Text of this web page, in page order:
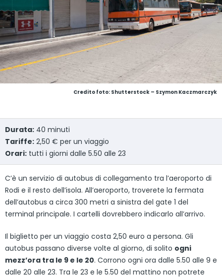
Credito foto: Shutterstock – Szymon Kaczmarczyk
Durata: 40 minuti
Tariffe: 2,50 € per un viaggio
Orari: tutti i giorni dalle 5.50 alle 23
C’è un servizio di autobus di collegamento tra l’aeroporto di
Rodi e il resto dell’isola. All’aeroporto, troverete la fermata
dell’autobus a circa 300 metri a sinistra del gate 1 del
terminal principale. I cartelli dovrebbero indicarlo all’arrivo.
Il biglietto per un viaggio costa 2,50 euro a persona. Gli
autobus passano diverse volte al giorno, di solito ogni
mezz’ora tra le 9 e le 20. Corrono ogni ora dalle 5.50 alle 9 e
dalle 20 alle 23. Tra le 23 e le 5.50 del mattino non potrete